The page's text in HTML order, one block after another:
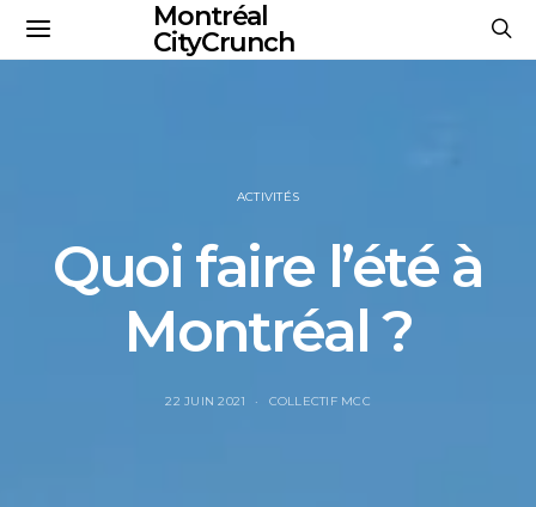
Montréal
CityCrunch
ACTIVITÉS
Quoi faire l’été à
Montréal ?
22 JUIN 2021 COLLECTIF MCC